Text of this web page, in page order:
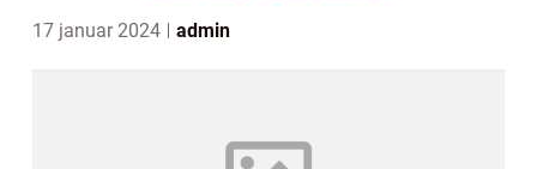
17 januar 2024 admin